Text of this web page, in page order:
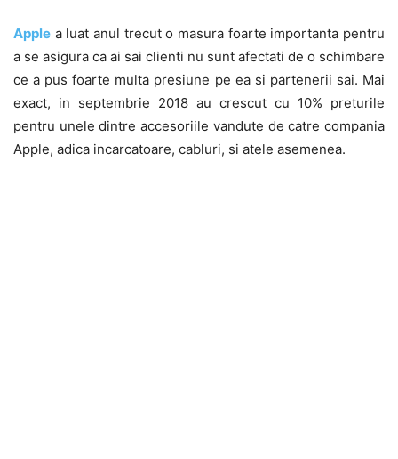
Apple a luat anul trecut o masura foarte importanta pentru
a se asigura ca ai sai clienti nu sunt afectati de o schimbare
ce a pus foarte multa presiune pe ea si partenerii sai. Mai
exact, in septembrie 2018 au crescut cu 10% preturile
pentru unele dintre accesoriile vandute de catre compania
Apple, adica incarcatoare, cabluri, si atele asemenea.